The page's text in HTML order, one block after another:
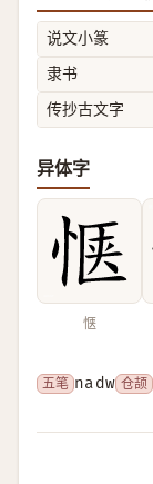
说文小篆
隶书
传抄古文字
异体字
惬
五笔 nadw 仓颉